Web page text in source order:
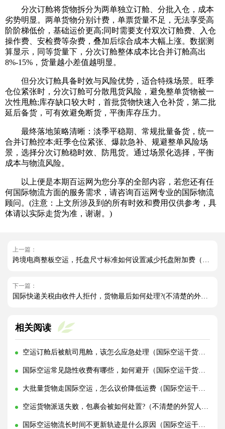
分次订舱将货物拆分为两单独立订舱、分批入仓，成本
劣势明显。两单货物分别计费，单票货量不足，无法享受高
阶阶梯低价，基础运价更高;同时需要支付双次订舱费、入仓
操作费、安检费等杂费，叠加后综合成本大幅上涨。数据测
算显示，同等货量下，分次订舱整体成本比合并订舱高出
8%-15%，货量越小差值越明显。
但分次订舱具备时效与风险优势，适合特殊场景。旺季
仓位紧张时，分次订舱可分散甩货风险，避免整单货物被一
次性甩舱;库存缺口较大时，首批货物快速入仓补货，第二批
延后备货，可有效避免断货，平衡库存压力。
最终落地策略清晰：淡季平稳期、常规批量备货，统一
合并订舱控本;旺季仓位紧张、爆款急补、规避整单风险场
景，选择分次订舱稳时效、防甩货。通过场景化选择，平衡
成本与物流风险。
以上便是本期百运网为您分享的全部内容，若您还有任
何国际物流方面的服务需求，请咨询百运网专业的国际物流
顾问。(注意：上文所涉及到的所有时效和费用仅供参考，具
体请以实际走货为准，谢谢。)
上一篇：
下一篇：
相关阅读
空运订舱后被航司甩舱，该怎么应急处理（国际空运干货知识分享）
国际空运常见隐性收费有哪些，如何避开（国际空运干货知识分享）
大批量货物走国际空运，怎么议价降低运费（国际空运干货知识分享）
空运货物派送失败，包裹会被如何处置?（不清楚的外贸人看过来）
国际空运物流长时间不更新轨迹是什么原因（国际空运干货知识分享）